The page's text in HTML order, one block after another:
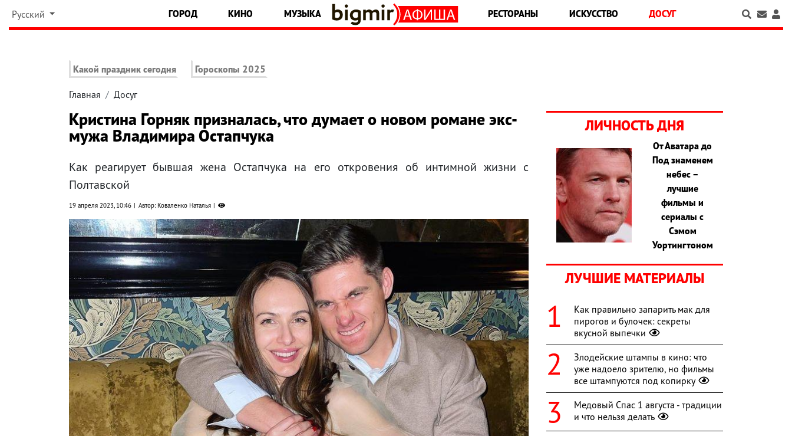
Русский ГОРОД КИНО МУЗЫКА РЕСТОРАНЫ ИСКУССТВО ДОСУГ
Какой праздник сегодня Гороскопы 2025
Главная Досуг
Кристина Горняк призналась, что думает о новом романе экс-
мужа Владимира Остапчука
Как реагирует бывшая жена Остапчука на его откровения об интимной жизни с
Полтавской
19 апреля 2023, 10:46 Автор: Коваленко Наталья
ЛИЧНОСТЬ ДНЯ
От Аватара до
Под знаменем
небес –
лучшие
фильмы и
сериалы с
Сэмом
Уортингтоном
ЛУЧШИЕ МАТЕРИАЛЫ
Как правильно запарить мак для
пирогов и булочек: секреты
вкусной выпечки
Злодейские штампы в кино: что
уже надоело зрителю, но фильмы
все штампуются под копирку
Медовый Спас 1 августа - традиции
и что нельзя делать